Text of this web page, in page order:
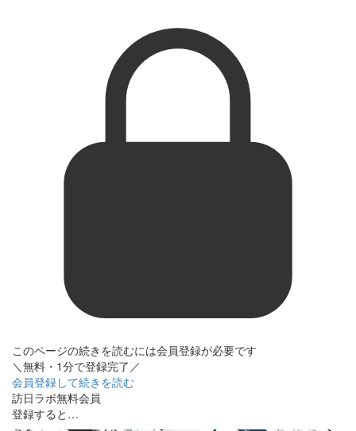
このページの続きを読むには会員登録が必要です
＼無料・1分で登録完了／
会員登録して続きを読む
訪日ラボ無料会員
登録すると…